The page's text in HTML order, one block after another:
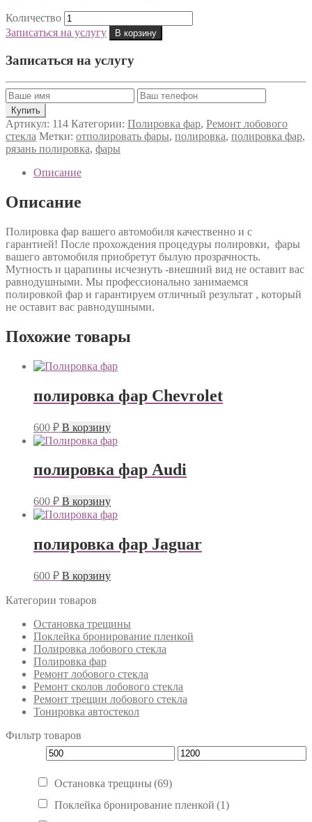
Количество
Записаться на услугу
В корзину
Записаться на услугу
Артикул: 114 Категории: Полировка фар, Ремонт лобового
стекла Метки: отполировать фары, полировка, полировка фар,
рязань полировка, фары
Описание
Описание
Полировка фар вашего автомобиля качественно и с
гарантией! После прохождения процедуры полировки, фары
вашего автомобиля приобретут былую прозрачность.
Мутность и царапины исчезнуть -внешний вид не оставит вас
равнодушными. Мы профессионально занимаемся
полировкой фар и гарантируем отличный результат , который
не оставит вас равнодушными.
Похожие товары
полировка фар Chevrolet
600 ₽ В корзину
полировка фар Audi
600 ₽ В корзину
полировка фар Jaguar
600 ₽ В корзину
Категории товаров
Остановка трещины
Поклейка бронирование пленкой
Полировка лобового стекла
Полировка фар
Ремонт лобового стекла
Ремонт сколов лобового стекла
Ремонт трещин лобового стекла
Тонировка автостекол
Фильтр товаров
Остановка трещины (69)
Поклейка бронирование пленкой (1)